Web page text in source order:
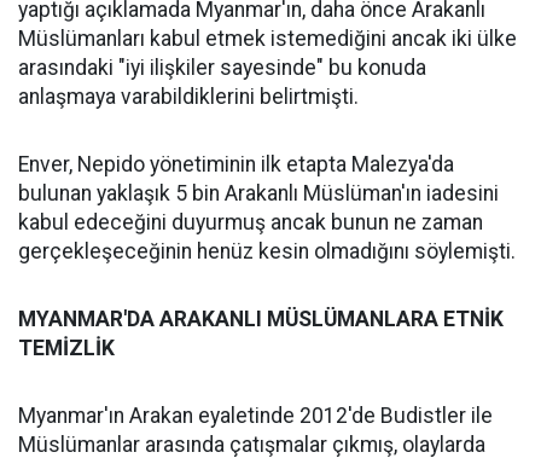
yaptığı açıklamada Myanmar'ın, daha önce Arakanlı
Müslümanları kabul etmek istemediğini ancak iki ülke
arasındaki "iyi ilişkiler sayesinde" bu konuda
anlaşmaya varabildiklerini belirtmişti.
Enver, Nepido yönetiminin ilk etapta Malezya'da
bulunan yaklaşık 5 bin Arakanlı Müslüman'ın iadesini
kabul edeceğini duyurmuş ancak bunun ne zaman
gerçekleşeceğinin henüz kesin olmadığını söylemişti.
MYANMAR'DA ARAKANLI MÜSLÜMANLARA ETNİK
TEMİZLİK
Myanmar'ın Arakan eyaletinde 2012'de Budistler ile
Müslümanlar arasında çatışmalar çıkmış, olaylarda